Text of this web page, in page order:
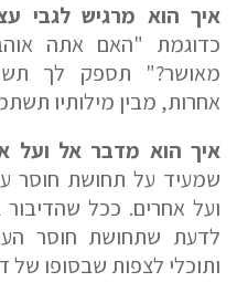
איך הוא מרגיש לגבי
כדוגמת "האם אתה
מאושר?" תספק לך
אחרות, מבין מילותיו
איך הוא מדבר אל ועל
שמעיד על תחושת חוסר
ועל אחרים. ככל שהדיבור
לדעת שתחושת חוסר
ותוכלי לצפות שבסופו של